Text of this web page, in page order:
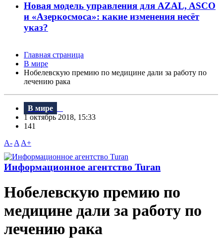
Новая модель управления для AZAL, ASCO
и «Азеркосмоса»: какие изменения несёт
указ?
Главная страница
В мире
Нобелевскую премию по медицине дали за работу по
лечению рака
В мире
1 октябрь 2018, 15:33
141
A- A A+
Информационное агентство Turan
Нобелевскую премию по
медицине дали за работу по
лечению рака